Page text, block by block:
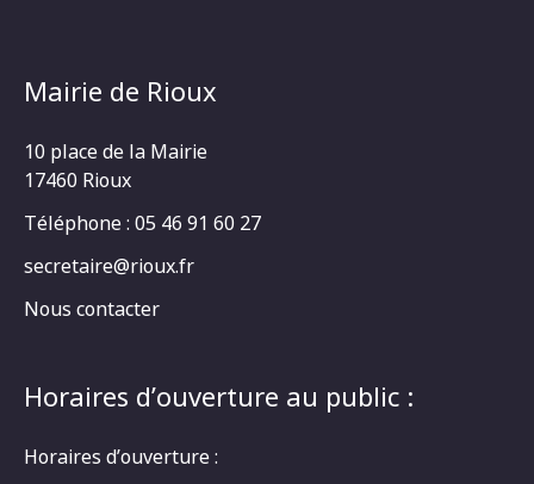
Mairie de Rioux
10 place de la Mairie
17460 Rioux
Téléphone : 05 46 91 60 27
secretaire@rioux.fr
Nous contacter
Horaires d’ouverture au public :
Horaires d’ouverture :